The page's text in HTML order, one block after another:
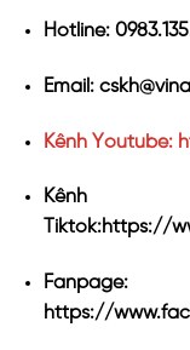
Hotline:
Email:
Kênh Youtube:
Kênh
Tiktok:https://
Fanpage:
https://